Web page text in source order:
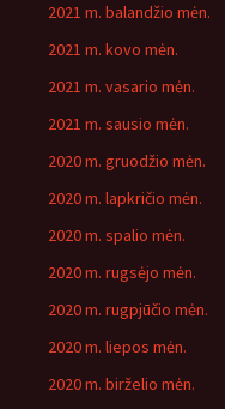
2021 m. balandžio mėn.
2021 m. kovo mėn.
2021 m. vasario mėn.
2021 m. sausio mėn.
2020 m. gruodžio mėn.
2020 m. lapkričio mėn.
2020 m. spalio mėn.
2020 m. rugsėjo mėn.
2020 m. rugpjūčio mėn.
2020 m. liepos mėn.
2020 m. birželio mėn.